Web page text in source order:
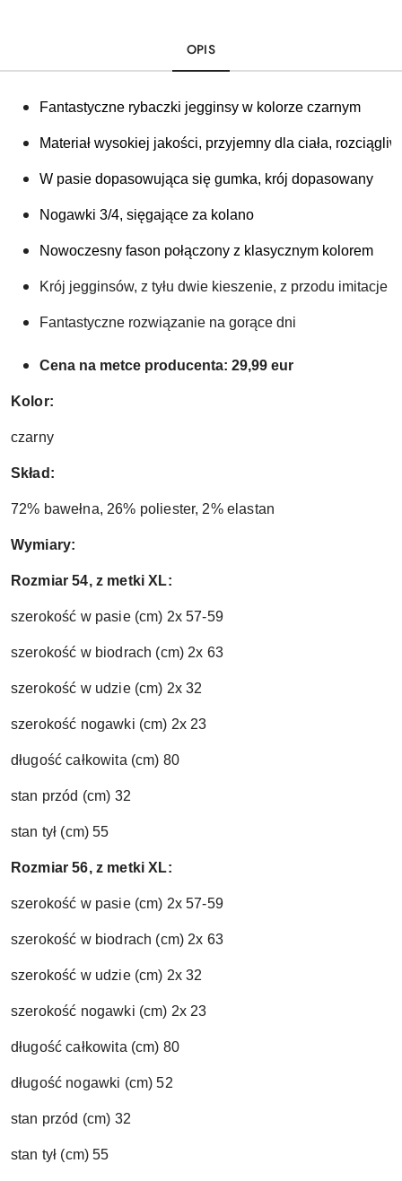
OPIS
Fantastyczne rybaczki jegginsy w kolorze czarnym
Materiał wysokiej jakości, przyjemny dla ciała,
W pasie dopasowująca się gumka, krój dopasowany
Nogawki 3/4, sięgające za kolano
Nowoczesny fason połączony z klasycznym kolorem
Krój jegginsów, z tyłu dwie kieszenie, z przodu imitacje
Fantastyczne rozwiązanie na gorące dni
Cena na metce producenta: 29,99 eur
Kolor:
czarny
Skład:
72% bawełna, 26% poliester, 2% elastan
Wymiary:
Rozmiar 54, z metki XL:
szerokość w pasie (cm) 2x 57-59
szerokość w biodrach (cm) 2x 63
szerokość w udzie (cm) 2x 32
szerokość nogawki (cm) 2x 23
długość całkowita (cm) 80
stan przód (cm) 32
stan tył (cm) 55
Rozmiar 56, z metki XL:
szerokość w pasie (cm) 2x 57-59
szerokość w biodrach (cm) 2x 63
szerokość w udzie (cm) 2x 32
szerokość nogawki (cm) 2x 23
długość całkowita (cm) 80
długość nogawki (cm) 52
stan przód (cm) 32
stan tył (cm) 55